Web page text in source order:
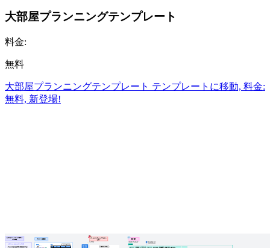
大部屋プランニングテンプレート
料金:
無料
大部屋プランニングテンプレート テンプレートに移動, 料金:
無料, 新登場!